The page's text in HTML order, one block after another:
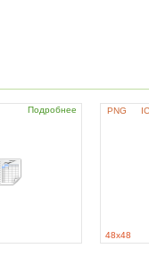
Подробнее PNG
48x48